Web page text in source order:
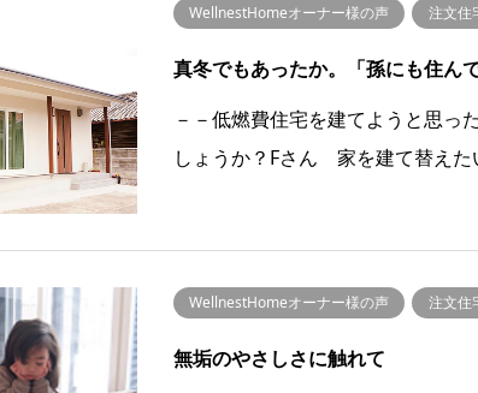
WellnestHomeオーナー様の声 注文住
真冬でもあったか。「孫にも住ん
－－低燃費住宅を建てようと思っ
しょうか？Fさん 家を建て替え
WellnestHomeオーナー様の声 注文住
無垢のやさしさに触れて